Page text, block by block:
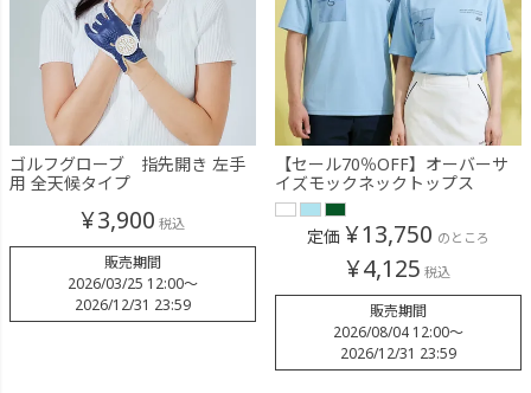
ゴルフグローブ 指先開き 左手
用 全天候タイプ
¥3,900 税込
販売期間
2026/03/25 12:00〜
2026/12/31 23:59
【セール70％OFF】オーバーサ
イズモックネックトップス
定価 ¥13,750 のところ
¥4,125 税込
販売期間
2026/08/04 12:00〜
2026/12/31 23:59